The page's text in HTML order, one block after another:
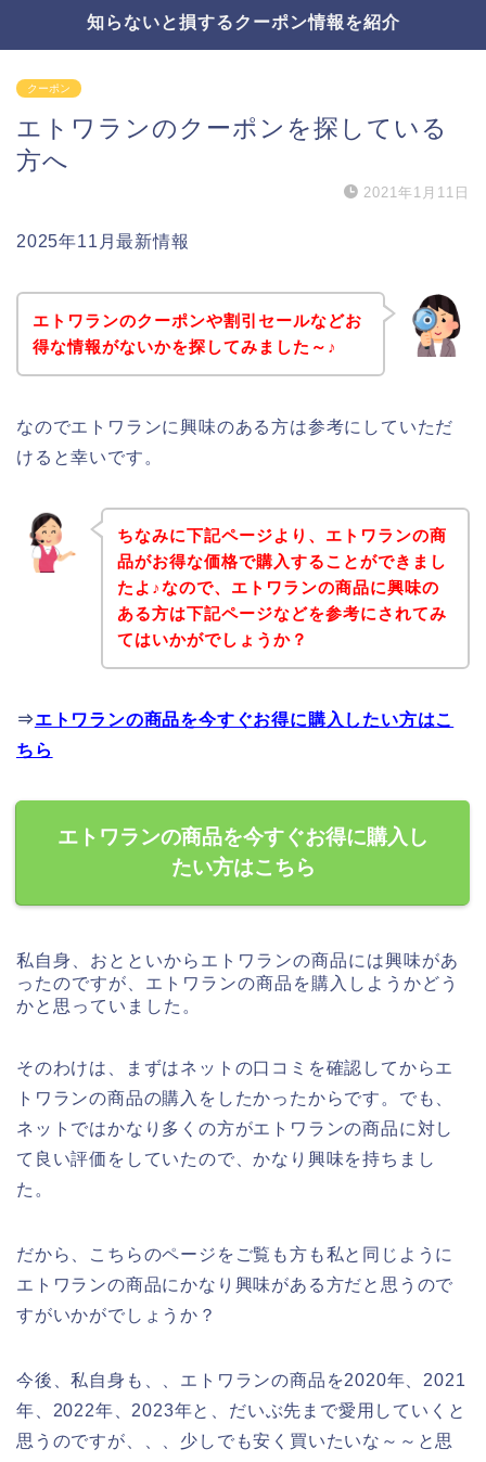
知らないと損するクーポン情報を紹介
クーポン
エトワランのクーポンを探している
方へ
2021年1月11日
2025年11月最新情報
エトワランのクーポンや割引セールなどお
得な情報がないかを探してみました～♪
なのでエトワランに興味のある方は参考にしていただ
けると幸いです。
ちなみに下記ページより、エトワランの商
品がお得な価格で購入することができまし
たよ♪なので、エトワランの商品に興味の
ある方は下記ページなどを参考にされてみ
てはいかがでしょうか？
⇒エトワランの商品を今すぐお得に購入したい方はこ
ちら
エトワランの商品を今すぐお得に購入し
たい方はこちら
私自身、おとといからエトワランの商品には興味があ
ったのですが、エトワランの商品を購入しようかどう
かと思っていました。
そのわけは、まずはネットの口コミを確認してからエ
トワランの商品の購入をしたかったからです。でも、
ネットではかなり多くの方がエトワランの商品に対し
て良い評価をしていたので、かなり興味を持ちまし
た。
だから、こちらのページをご覧も方も私と同じように
エトワランの商品にかなり興味がある方だと思うので
すがいかがでしょうか？
今後、私自身も、、エトワランの商品を2020年、2021
年、2022年、2023年と、だいぶ先まで愛用していくと
思うのですが、、、少しでも安く買いたいな～～と思